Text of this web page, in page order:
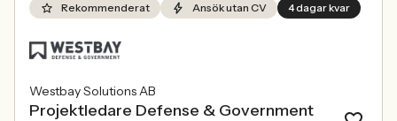
Rekommenderat Ansök utan CV 4 dagar kvar
Westbay Solutions AB
Projektledare Defense & Government